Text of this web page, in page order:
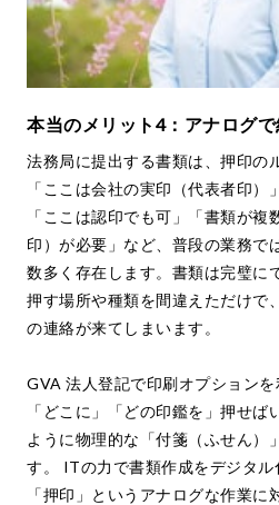
本当のメリット4：アナログ
法務局に提出する書類は、押印の
「ここは会社の実印（代表者印）
「ここは認印でも可」「書類が
印）が必要」など、普段の業務で
数多く存在します。書類は完璧に
押す場所や種類を間違えただけで
の連絡が来てしまいます。
GVA 法人登記で印刷オプション
「どこに」「どの印鑑を」押せば
ように物理的な「付箋（ふせん）
す。 ITの力で書類作成をデジタ
「押印」というアナログな作業に